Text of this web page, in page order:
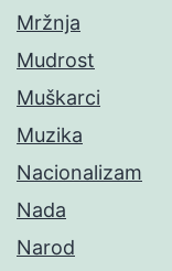
Mržnja
Mudrost
Muškarci
Muzika
Nacionalizam
Nada
Narod